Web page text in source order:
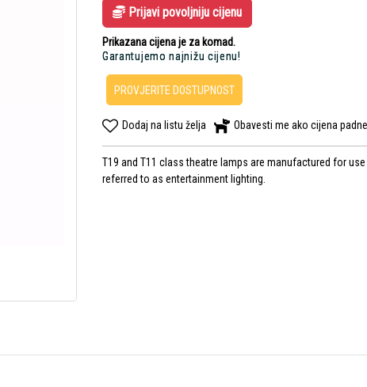
Prijavi povoljniju cijenu
Prikazana cijena je za komad.
Garantujemo najnižu cijenu!
PROVJERITE DOSTUPNOST
Dodaj na listu želja Obavesti me ako cijena padne
T19 and T11 class theatre lamps are manufactured for
referred to as entertainment lighting.